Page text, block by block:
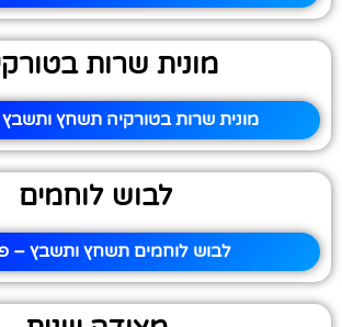
מונית שרות
מונית שרות בטורקיה תשחץ ותשבץ
לבוש לוחמים
לבוש לוחמים תשחץ ותשבץ –